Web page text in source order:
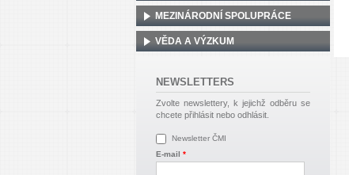
MEZINÁRODNÍ SPOLUPRÁCE
VĚDA A VÝZKUM
NEWSLETTERS
Zvolte newslettery, k jejichž odběru se
chcete přihlásit nebo odhlásit.
Newsletter ČMI
E-mail *